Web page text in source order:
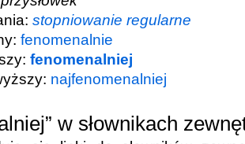
stopniowanie regularne
fenomenalnie
fenomenalniej
najfenomenalniej
w słownikach